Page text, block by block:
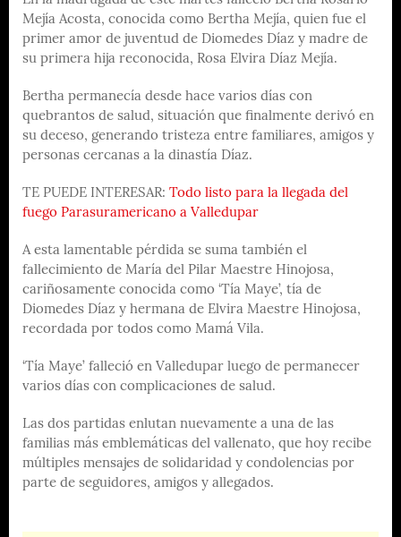
Mejía Acosta, conocida como Bertha Mejía, quien fue el
primer amor de juventud de Diomedes Díaz y madre de
su primera hija reconocida, Rosa Elvira Díaz Mejía.
Bertha permanecía desde hace varios días con
quebrantos de salud, situación que finalmente derivó en
su deceso, generando tristeza entre familiares, amigos y
personas cercanas a la dinastía Díaz.
TE PUEDE INTERESAR: Todo listo para la llegada del
fuego Parasuramericano a Valledupar
A esta lamentable pérdida se suma también el
fallecimiento de María del Pilar Maestre Hinojosa,
cariñosamente conocida como ‘Tía Maye’, tía de
Diomedes Díaz y hermana de Elvira Maestre Hinojosa,
recordada por todos como Mamá Vila.
‘Tía Maye’ falleció en Valledupar luego de permanecer
varios días con complicaciones de salud.
Las dos partidas enlutan nuevamente a una de las
familias más emblemáticas del vallenato, que hoy recibe
múltiples mensajes de solidaridad y condolencias por
parte de seguidores, amigos y allegados.